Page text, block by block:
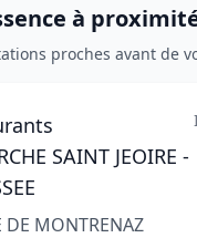
à proximité
proches avant de
SAINT JEOIRE -
DE MONTRENAZ